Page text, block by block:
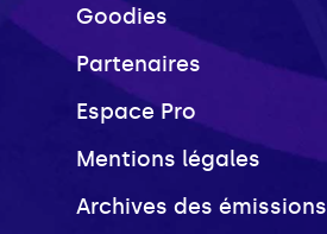
Goodies
Partenaires
Espace Pro
Mentions légales
Archives des émissions